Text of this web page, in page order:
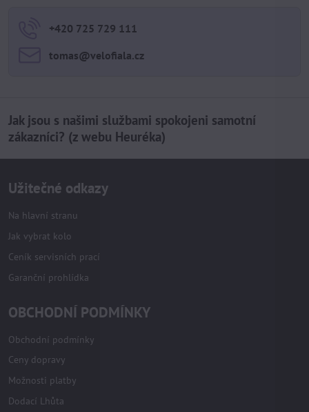
+420 725 729 111
tomas​@velofiala​.cz
Jak jsou s našimi službami spokojeni samotní
zákazníci? (z webu Heuréka)
Užitečné odkazy
Na hlavní stranu
Jak vybrat kolo
Ceník servisních prací
Garanční prohlídka
OBCHODNÍ PODMÍNKY
Obchodní podmínky
Ceny dopravy
Možnosti platby
Dodací Lhůta